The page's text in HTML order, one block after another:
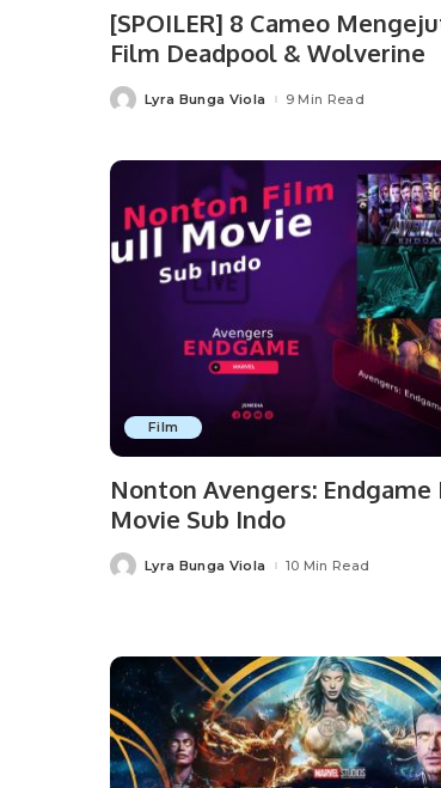
[SPOILER] 8 Cameo
Film Deadpool & Wolverine
PostedLyra Bunga Viola 9 Min Read
Film
Nonton Avengers: Endgame
Movie Sub Indo
PostedLyra Bunga Viola 10 Min Read